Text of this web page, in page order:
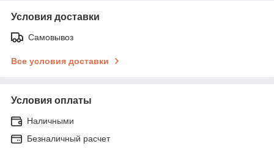
Условия доставки
Самовывоз
Все условия доставки
Условия оплаты
Наличными
Безналичный расчет